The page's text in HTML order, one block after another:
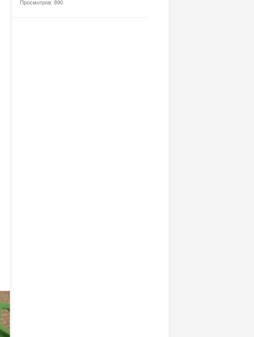
Просмотров: 890